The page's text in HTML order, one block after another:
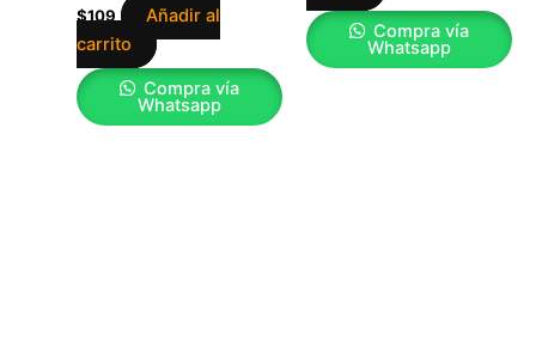
$109
Añadir al
carrito
Compra vía
Whatsapp
Compra vía
Whatsapp